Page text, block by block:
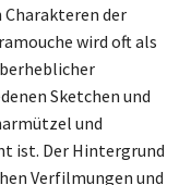
der
wird oft als
Sketchen und
und
ist. Der Hintergrund
Verfilmungen und